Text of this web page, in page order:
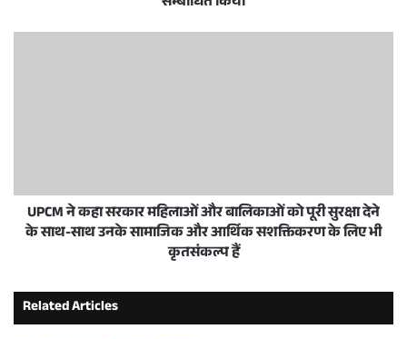
UPCM ने कहा सरकार महिलाओं और बालिकाओं को पूरी सुरक्षा देने
के साथ-साथ उनके सामाजिक और आर्थिक सशक्तिकरण के लिए भी
कृतसंकल्प हैं
Related Articles